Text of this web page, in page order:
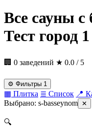
Все сауны с
Тест город 1
🏢 0 заведений ★ 0.0 / 5
⚙ Фильтры 1
▦ Плитка ≣ Список 📍
Выбрано: s-basseynom ✕
🔍